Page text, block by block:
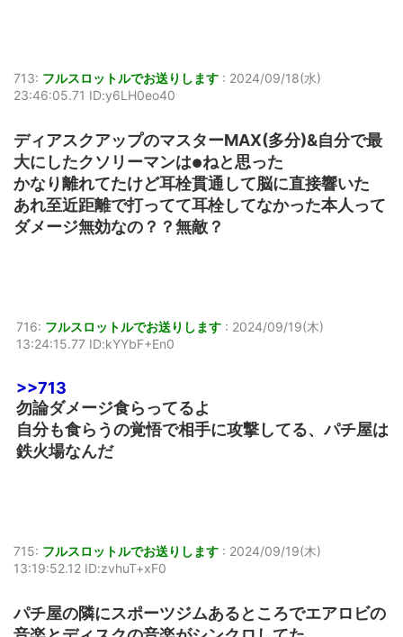
713: フルスロットルでお送りします : 2024/09/18(水)
23:46:05.71 ID:y6LH0eo40
ディアスクアップのマスターMAX(多分)&自分で最
大にしたクソリーマンは●ねと思った
かなり離れてたけど耳栓貫通して脳に直接響いた
あれ至近距離で打ってて耳栓してなかった本人って
ダメージ無効なの？？無敵？
716: フルスロットルでお送りします : 2024/09/19(木)
13:24:15.77 ID:kYYbF+En0
>>713
勿論ダメージ食らってるよ
自分も食らうの覚悟で相手に攻撃してる、パチ屋は
鉄火場なんだ
715: フルスロットルでお送りします : 2024/09/19(木)
13:19:52.12 ID:zvhuT+xF0
パチ屋の隣にスポーツジムあるところでエアロビの